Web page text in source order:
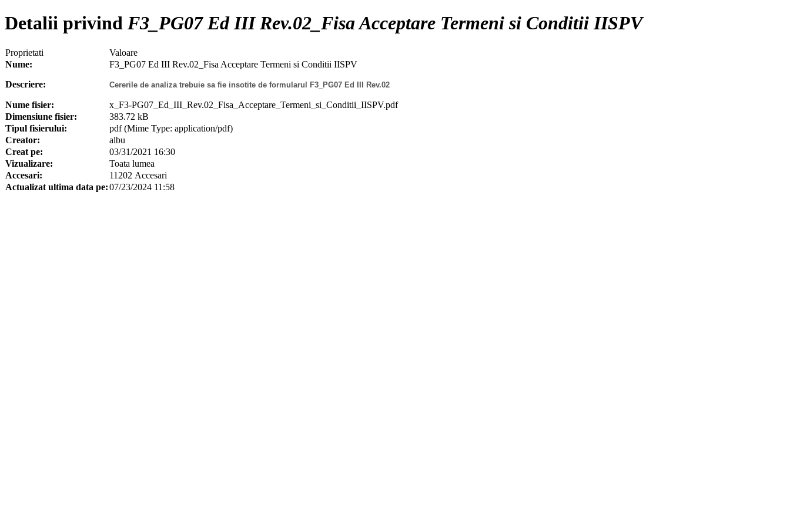
Detalii privind F3_PG07 Ed III Rev.02_Fisa Acceptare Termeni si Conditii IISPV
Proprietati
Valoare
Nume:
F3_PG07 Ed III Rev.02_Fisa Acceptare Termeni si Conditii IISPV
Descriere:
Cererile de analiza trebuie sa fie insotite de formularul F3_PG07 Ed III Rev.02
Nume fisier:
x_F3-PG07_Ed_III_Rev.02_Fisa_Acceptare_Termeni_si_Conditii_IISPV.pdf
Dimensiune fisier:
383.72 kB
Tipul fisierului:
pdf (Mime Type: application/pdf)
Creator:
albu
Creat pe:
03/31/2021 16:30
Vizualizare:
Toata lumea
Accesari:
11202 Accesari
Actualizat ultima data pe:07/23/2024 11:58